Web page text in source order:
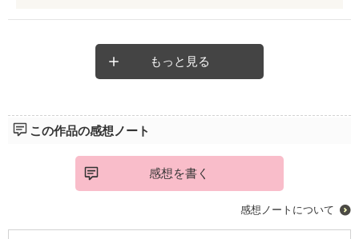
もっと見る
この作品の感想ノート
感想を書く
感想ノートについて